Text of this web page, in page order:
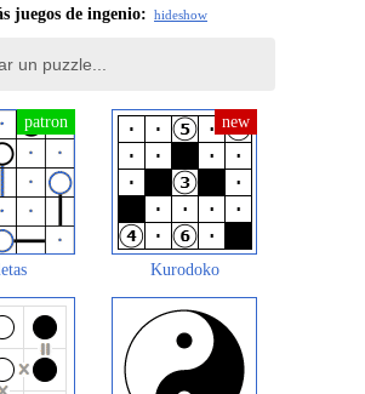
juegos de ingenio: hideshow
Kurodoko